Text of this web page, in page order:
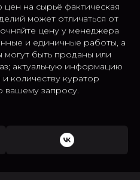
цен на сырьё фактическая
может отличаться от
цену у менеджера
и единичные работы, а
быть проданы или
актуальную информацию
количеству куратор
вашему запросу.